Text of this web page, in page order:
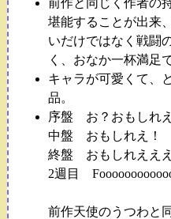
堪能することが出来
いだけではなく戦闘
く、おなか一杯満足
キャラが可愛くて、
品。
序盤 お？おもしれえ
中盤 おもしれえ！
終盤 おもしれえええ
2週目
前作天使のうつわと